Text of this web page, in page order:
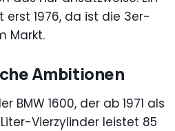
erst 1976, da ist die 3er-
Markt.
Ambitionen
BMW 1600, der ab 1971 als
Vierzylinder leistet 85